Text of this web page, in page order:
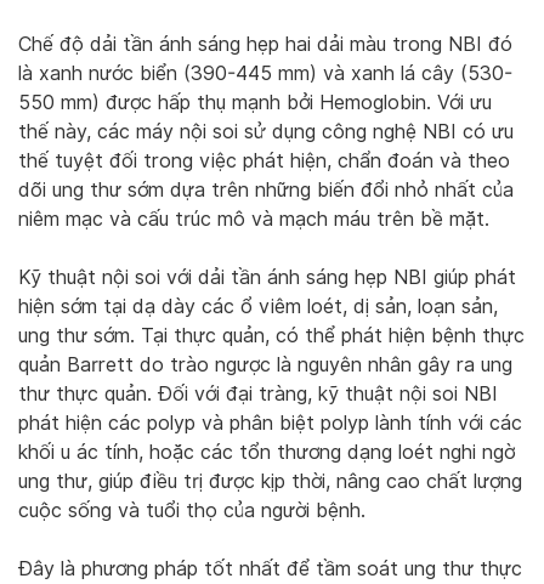
Chế độ dải tần ánh sáng hẹp hai dải màu trong NBI đó
là xanh nước biển (390-445 mm) và xanh lá cây (530-
550 mm) được hấp thụ mạnh bởi Hemoglobin. Với ưu
thế này, các máy nội soi sử dụng công nghệ NBI có ưu
thế tuyệt đối trong việc phát hiện, chẩn đoán và theo
dõi ung thư sớm dựa trên những biến đổi nhỏ nhất của
niêm mạc và cấu trúc mô và mạch máu trên bề mặt.
Kỹ thuật nội soi với dải tần ánh sáng hẹp NBI giúp phát
hiện sớm tại dạ dày các ổ viêm loét, dị sản, loạn sản,
ung thư sớm. Tại thực quản, có thể phát hiện bệnh thực
quản Barrett do trào ngược là nguyên nhân gây ra ung
thư thực quản. Đối với đại tràng, kỹ thuật nội soi NBI
phát hiện các polyp và phân biệt polyp lành tính với các
khối u ác tính, hoặc các tổn thương dạng loét nghi ngờ
ung thư, giúp điều trị được kịp thời, nâng cao chất lượng
cuộc sống và tuổi thọ của người bệnh.
Đây là phương pháp tốt nhất để tầm soát ung thư thực